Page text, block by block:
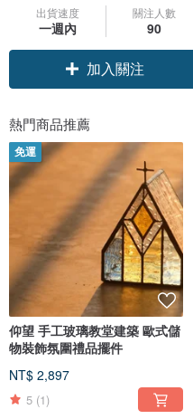
出貨速度
一週內
關注人數
90
加入關注
熱門商品推薦
免運
仰望 手工玻璃教堂建築 歐式儲
物裝飾氛圍禮品擺件
NT$ 2,897
5 (1)